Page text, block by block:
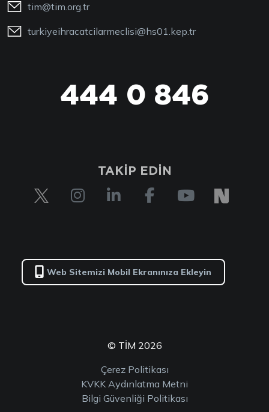
tim@tim.org.tr
turkiyeihracatcilarmeclisi@hs01.kep.tr
444 0 846
444 0 TİM
TAKİP EDİN
Web Sitemizi Mobil Ekranınıza Ekleyin
© TİM 2026
Çerez Politikası
KVKK Aydınlatma Metni
Bilgi Güvenliği Politikası